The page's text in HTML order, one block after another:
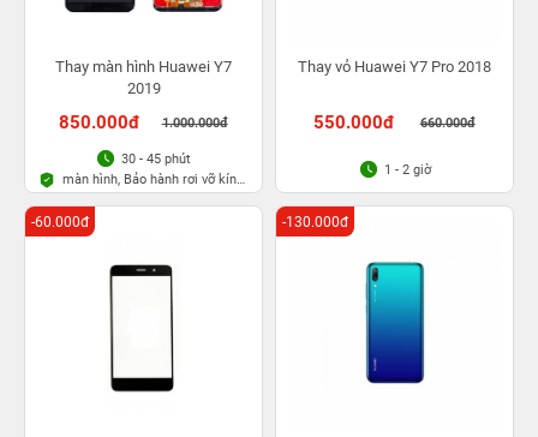
Thay màn hình Huawei Y7
2019
850.000đ 1.000.000đ
30 - 45 phút
màn hình, Bảo hành rơi vỡ kính
1 lần trong 3 tháng
Thay vỏ Huawei Y7 Pro 2018
550.000đ 660.000đ
1 - 2 giờ
-60.000đ -130.000đ